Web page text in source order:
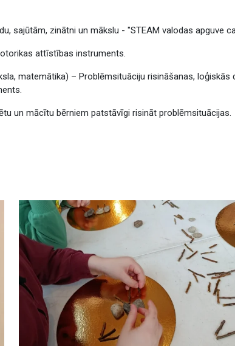
sajūtām, zinātni un mākslu - "STEAM valodas apguve
attīstības instruments.
matemātika) – Problēmsituāciju risināšanas,
un mācītu bērniem patstāvīgi risināt problēmsituācijas.